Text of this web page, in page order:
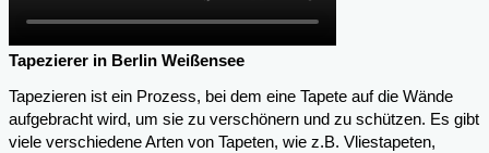
Tapezierer in Berlin Weißensee
Tapezieren ist ein Prozess, bei dem eine Tapete auf die Wände
aufgebracht wird, um sie zu verschönern und zu schützen. Es gibt
viele verschiedene Arten von Tapeten, wie z.B. Vliestapeten,